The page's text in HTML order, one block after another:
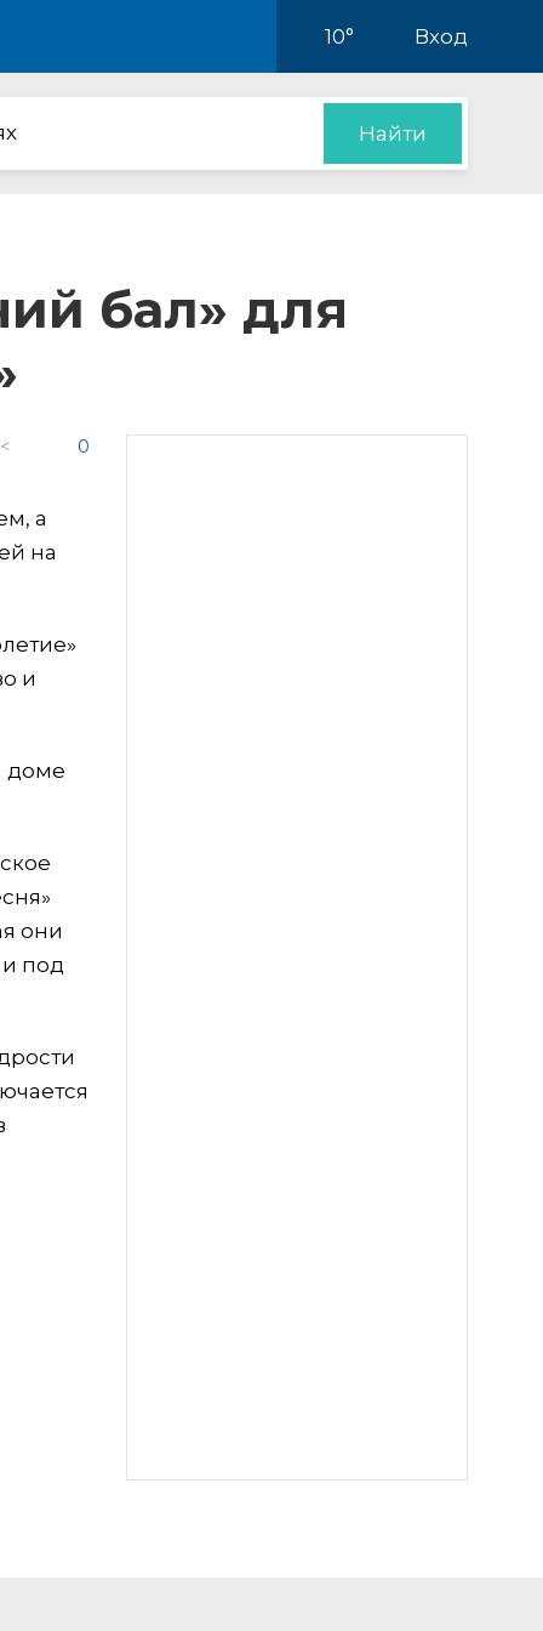
10° Вход
Найти
бал» для
0
а
на
и
доме
они
под